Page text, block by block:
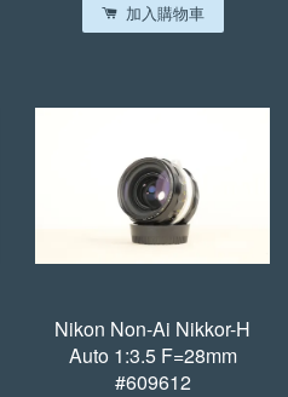
加入購物車
Nikon Non-Ai Nikkor-H
Auto 1:3.5 F=28mm
#609612